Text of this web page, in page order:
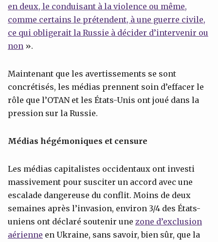
en deux, le conduisant à la violence ou même,
comme certains le prétendent, à une guerre civile,
ce qui obligerait la Russie à décider d’intervenir ou
non ».
Maintenant que les avertissements se sont
concrétisés, les médias prennent soin d’effacer le
rôle que l’OTAN et les États-Unis ont joué dans la
pression sur la Russie.
Médias hégémoniques et censure
Les médias capitalistes occidentaux ont investi
massivement pour susciter un accord avec une
escalade dangereuse du conflit. Moins de deux
semaines après l’invasion, environ 3/4 des États-
uniens ont déclaré soutenir une zone d’exclusion
aérienne en Ukraine, sans savoir, bien sûr, que la